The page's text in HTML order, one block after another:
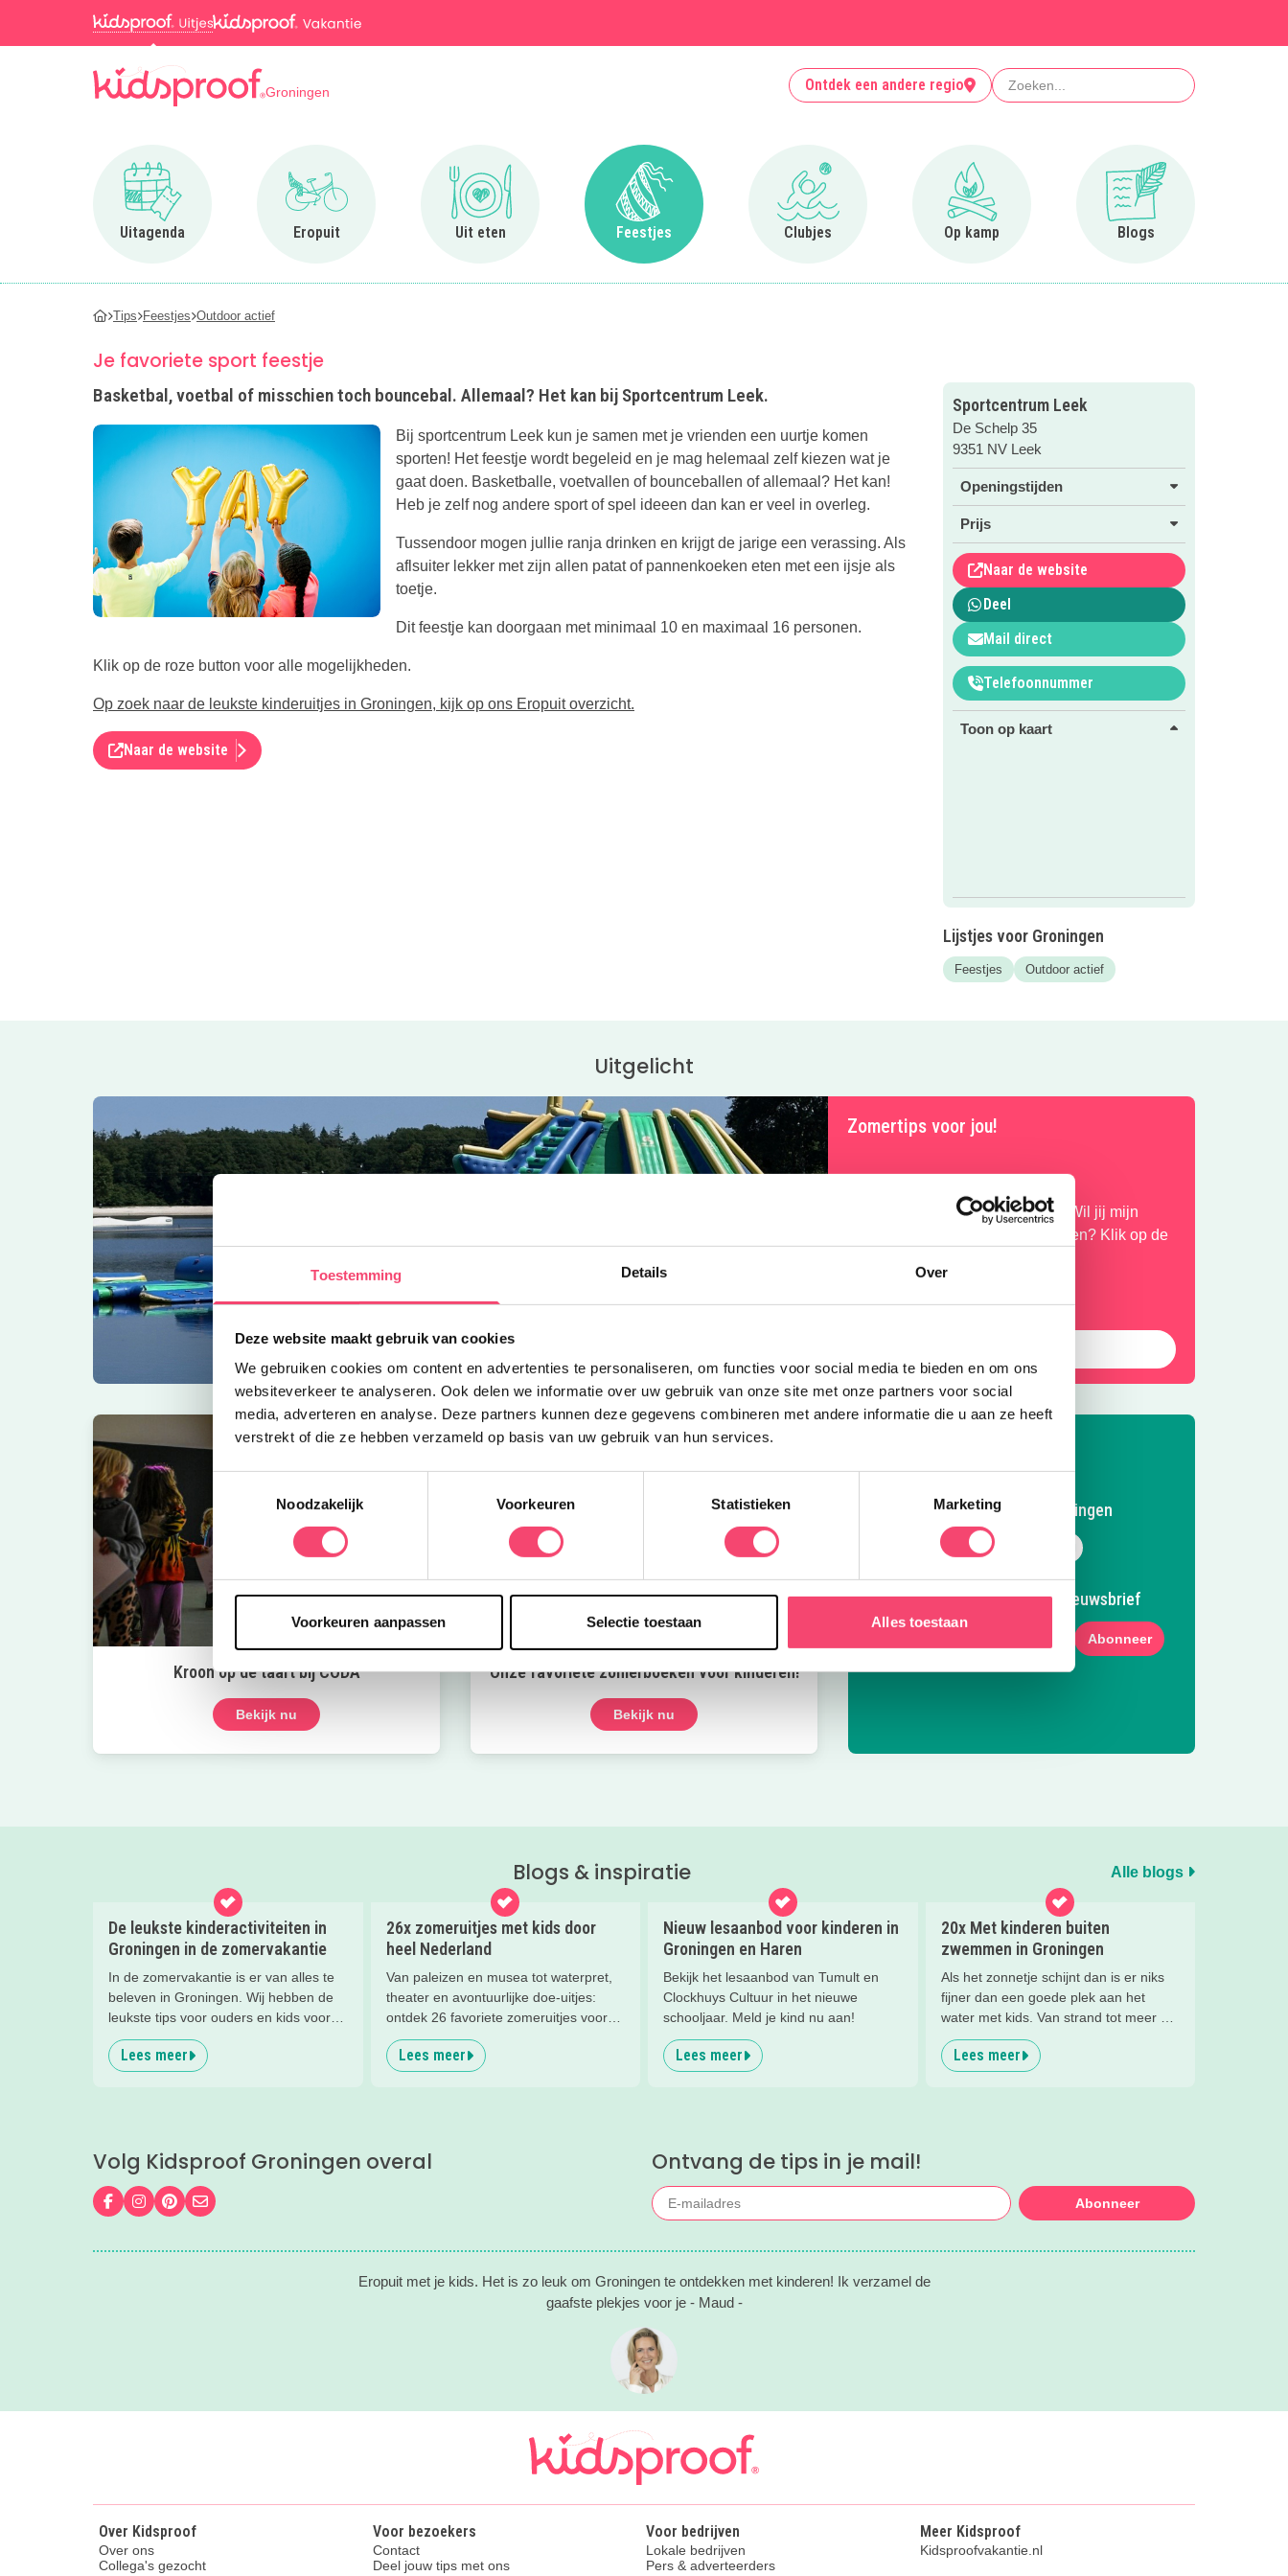
Toestemming Details Over
Deze website maakt gebruik van cookies
We gebruiken cookies om content en advertenties te personaliseren, om functies voor social media te bieden en om ons
websiteverkeer te analyseren. Ook delen we informatie over uw gebruik van onze site met onze partners voor social
media, adverteren en analyse. Deze partners kunnen deze gegevens combineren met andere informatie die u aan ze heeft
verstrekt of die ze hebben verzameld op basis van uw gebruik van hun services.
Noodzakelijk
Voorkeuren Statistieken Marketing
Voorkeuren aanpassen Selectie toestaan Alles toestaan
Groningen Ontdek een andere regio Zoeken
Uitagenda
Ga naar Uitagenda
Eropuit
Ga naar Eropuit
Uit eten
Ga naar Uit eten
Feestjes
Ga naar Feestjes
Clubjes
Ga naar Clubjes
Op kamp
Ga naar Op kamp
Blogs
Ga naar Blogs
Tips Feestjes Outdoor actief
Je favoriete sport feestje
Basketbal, voetbal of misschien toch bouncebal. Allemaal? Het kan bij Sportcentrum Leek.
Bij sportcentrum Leek kun je samen met je vrienden een uurtje komen
sporten! Het feestje wordt begeleid en je mag helemaal zelf kiezen wat je
gaat doen. Basketballe, voetvallen of bounceballen of allemaal? Het kan!
Heb je zelf nog andere sport of spel ideeen dan kan er veel in overleg.
Tussendoor mogen jullie ranja drinken en krijgt de jarige een verassing. Als
aflsuiter lekker met zijn allen patat of pannenkoeken eten met een ijsje als
toetje.
Dit feestje kan doorgaan met minimaal 10 en maximaal 16 personen.
Klik op de roze button voor alle mogelijkheden.
Op zoek naar de leukste kinderuitjes in Groningen, kijk op ons Eropuit overzicht.
Naar de website
Sportcentrum Leek
De Schelp 35
9351 NV Leek
Openingstijden
Prijs
Naar de website
Deel
Mail direct
Telefoonnummer
Toon op kaart
Lijstjes voor Groningen
Feestjes Outdoor actief
Uitgelicht
Zomertips voor jou!
Tijd voor nieuwe zomerplannen! Wil jij mijn
zomervakantietips gratis ontvangen? Klik op de
Kroon op de taart bij CODA
Bekijk nu
Onze favoriete zomerboeken voor kinderen!
Bekijk nu
Volg Kidsproof Groningen
Volg ons op Facebook
Volg ons op Instagram
Volg ons op Pinterest
Mail ons
Meld je aan voor onze nieuwsbrief
Abonneer
Blogs & inspiratie Alle blogs
De leukste kinderactiviteiten in
Groningen in de zomervakantie
In de zomervakantie is er van alles te
beleven in Groningen. Wij hebben de
leukste tips voor ouders en kids voor je
op een rij gezet.
Lees meer
26x zomeruitjes met kids door
heel Nederland
Van paleizen en musea tot waterpret,
theater en avontuurlijke doe-uitjes:
ontdek 26 favoriete zomeruitjes voor
gezinnen door heel Nederland.
Lees meer
Nieuw lesaanbod voor kinderen in
Groningen en Haren
Bekijk het lesaanbod van Tumult en
Clockhuys Cultuur in het nieuwe
schooljaar. Meld je kind nu aan!
Lees meer
20x Met kinderen buiten
zwemmen in Groningen
Als het zonnetje schijnt dan is er niks
fijner dan een goede plek aan het
water met kids. Van strand tot meer en
van zwembad tot de zee, er valt
genoeg buiten te zwemmen in
Lees meer
Volg Kidsproof Groningen overal
Volg ons op Facebook
Volg ons op Instagram
Volg ons op Pinterest
Mail ons
Ontvang de tips in je mail!
Abonneer
Eropuit met je kids. Het is zo leuk om Groningen te ontdekken met kinderen! Ik verzamel de
gaafste plekjes voor je - Maud -
Over Kidsproof
Over ons
Collega's gezocht
Voor bezoekers
Contact
Deel jouw tips met ons
Voor bedrijven
Lokale bedrijven
Pers & adverteerders
Meer Kidsproof
Kidsproofvakantie.nl